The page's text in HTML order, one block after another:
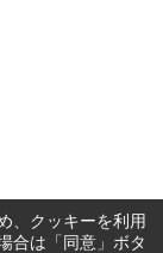
、クッキーを利用
合は「同意」ボタ